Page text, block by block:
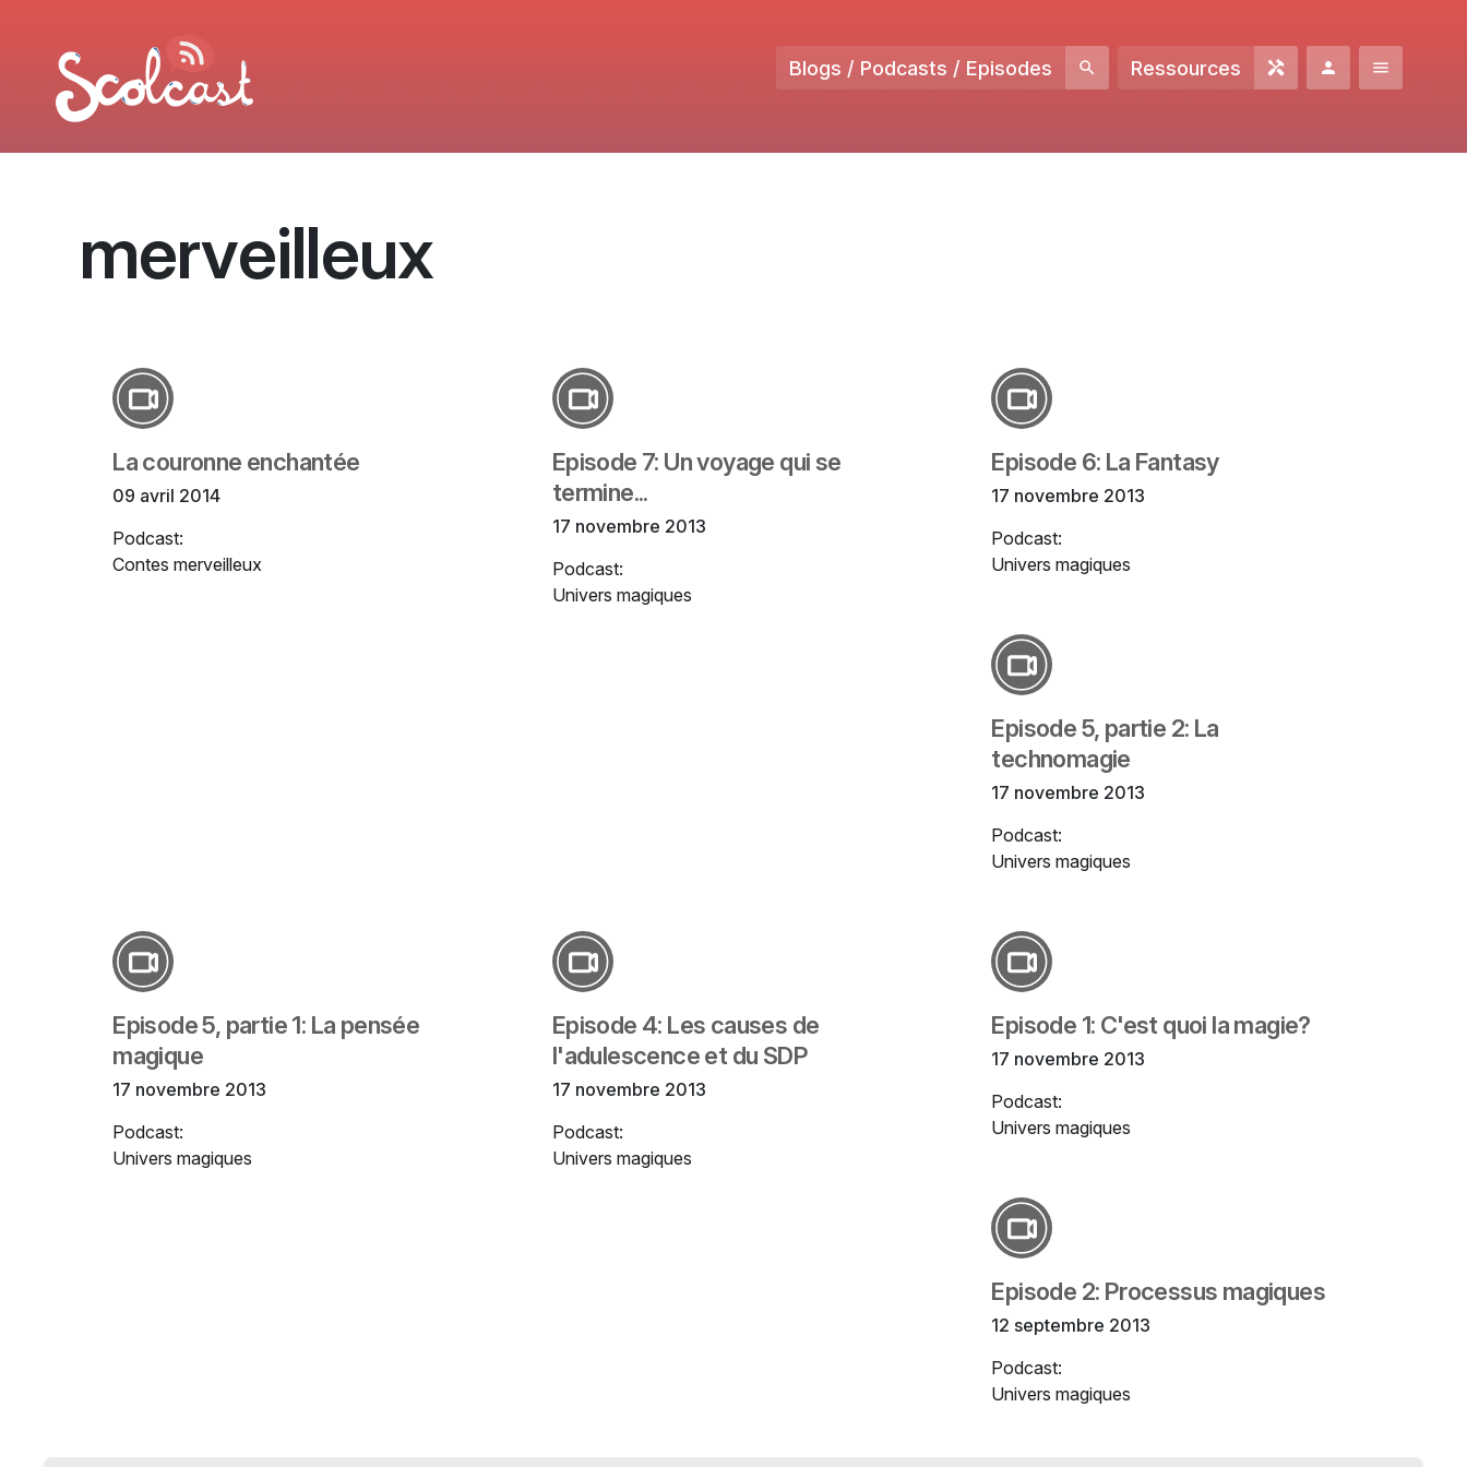
Blogs / Podcasts / Episodes Ressources
merveilleux
La couronne enchantée
09 avril 2014
Podcast:
Contes merveilleux
Episode 7: Un voyage qui se
termine...
17 novembre 2013
Podcast:
Univers magiques
Episode 6: La Fantasy
17 novembre 2013
Podcast:
Univers magiques
Episode 5, partie 2: La
technomagie
17 novembre 2013
Podcast:
Univers magiques
Episode 5, partie 1: La pensée
magique
17 novembre 2013
Podcast:
Univers magiques
Episode 4: Les causes de
l'adulescence et du SDP
17 novembre 2013
Podcast:
Univers magiques
Episode 1: C'est quoi la magie?
17 novembre 2013
Podcast:
Univers magiques
Episode 2: Processus magiques
12 septembre 2013
Podcast:
Univers magiques